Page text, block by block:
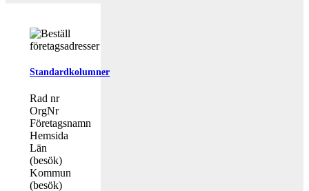
Standardkolumner
Rad nr
OrgNr
Företagsnamn
Hemsida
Län
(besök)
Kommun
(besök)